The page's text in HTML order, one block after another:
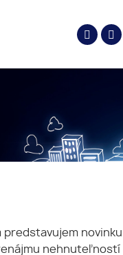
predstavujem
nehnuteľností